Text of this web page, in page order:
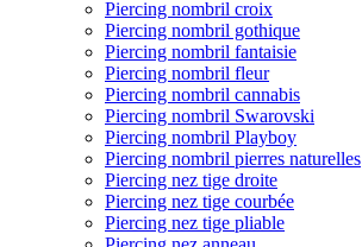
Piercing nombril croix
Piercing nombril gothique
Piercing nombril fantaisie
Piercing nombril fleur
Piercing nombril cannabis
Piercing nombril Swarovski
Piercing nombril Playboy
Piercing nombril pierres naturelles
Piercing nez tige droite
Piercing nez tige courbée
Piercing nez tige pliable